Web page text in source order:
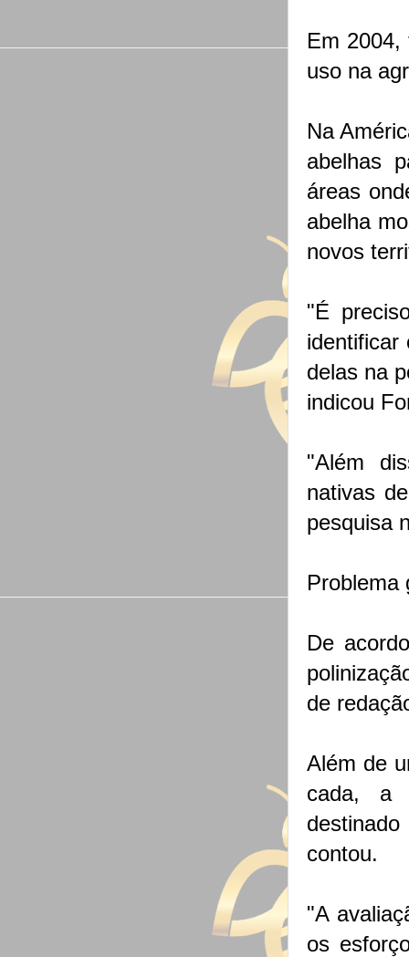
Em 2004,
uso na
Na
abelhas
áreas
abelha
novos
"É
identificar
delas na
indicou
"Além
nativas
pesquisa
Problema
De
de
Além de
cada, a
contou.
"A
os